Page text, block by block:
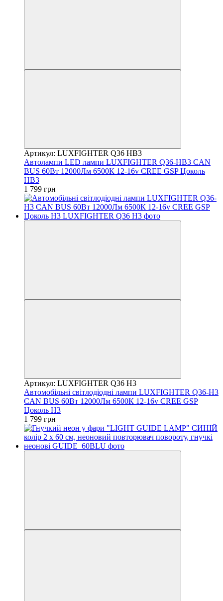
Артикул: LUXFIGHTER Q36 HB3
Автолампи LED лампи LUXFIGHTER Q36-HB3 CAN
BUS 60Вт 12000Лм 6500К 12-16v CREE GSP Цоколь
HB3
1 799 грн
Артикул: LUXFIGHTER Q36 H3
Автомобільні світлодіодні лампи LUXFIGHTER Q36-H3
CAN BUS 60Вт 12000Лм 6500К 12-16v CREE GSP
Цоколь H3
1 799 грн